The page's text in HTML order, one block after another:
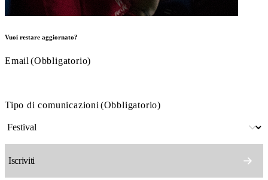
Vuoi restare aggiornato?
Email (Obbligatorio)
Tipo di comunicazioni (Obbligatorio)